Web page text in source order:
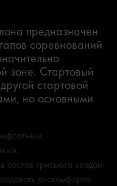
предназначен
соревнований
зоне. Стартовый
стартовой
но основными
состав трисьюта создан
дискомфорта